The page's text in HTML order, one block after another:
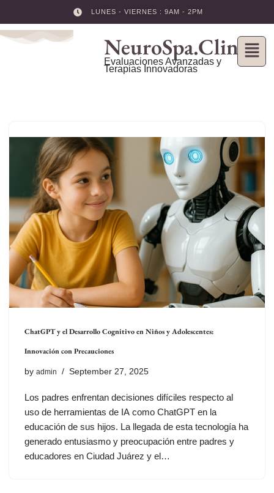
Skip
LUNES - VIERNES : 9AM - 2PM
NeuroSpa.Clinic
Evaluaciones Avanzadas y
Terapias Innovadoras
ChatGPT y el Desarrollo Cognitivo en Niños y Adolescentes:
Innovación con Precauciones
by admin September 27, 2025
Los padres enfrentan decisiones difíciles respecto al
uso de herramientas de IA como ChatGPT en la
educación de sus hijos. La llegada de esta tecnología ha
generado entusiasmo y preocupación entre padres y
educadores en Ciudad Juárez y el…